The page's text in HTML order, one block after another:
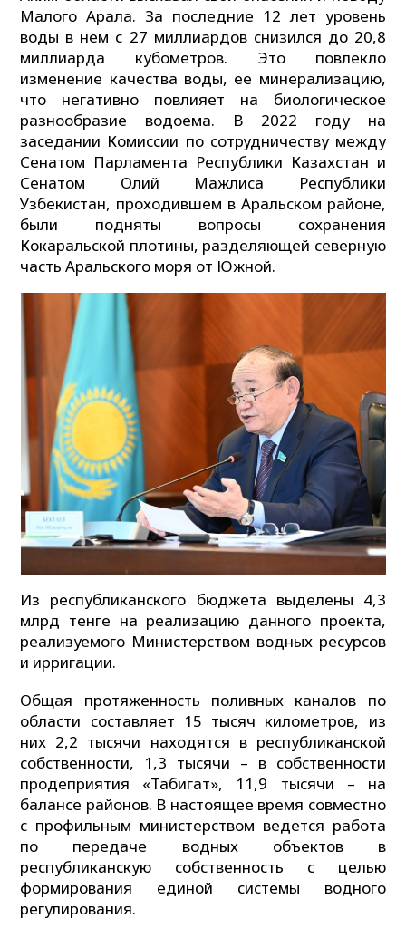
Малого Арала. За последние 12 лет уровень
воды в нем с 27 миллиардов снизился до 20,8
миллиарда кубометров. Это повлекло
изменение качества воды, ее минерализацию,
что негативно повлияет на биологическое
разнообразие водоема. В 2022 году на
заседании Комиссии по сотрудничеству между
Сенатом Парламента Республики Казахстан и
Сенатом Олий Мажлиса Республики
Узбекистан, проходившем в Аральском районе,
были подняты вопросы сохранения
Кокаральской плотины, разделяющей северную
часть Аральского моря от Южной.
Из республиканского бюджета выделены 4,3
млрд тенге на реализацию данного проекта,
реализуемого Министерством водных ресурсов
и ирригации.
Общая протяженность поливных каналов по
области составляет 15 тысяч километров, из
них 2,2 тысячи находятся в республиканской
собственности, 1,3 тысячи – в собственности
продеприятия «Табигат», 11,9 тысячи – на
балансе районов. В настоящее время совместно
с профильным министерством ведется работа
по передаче водных объектов в
республиканскую собственность с целью
формирования единой системы водного
регулирования.